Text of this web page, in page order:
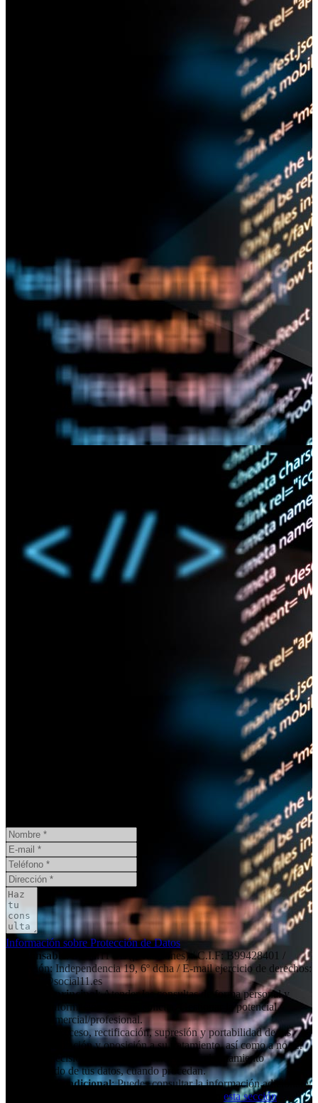
Información sobre Protección de Datos
Responsable
: Social11 SL (peritaciones) / C.I.F: B99428401 /
Dirección: Independencia 19, 6º dcha / E-mail ejercicio de derechos:
contacto@social11.es
Finalidad principal: Atender las consultas de forma personal y
remitir la información que nos solicita. Gestionar la potencial
relación comercial/profesional.
: Acceso, rectificación, supresión y portabilidad de tus
datos, de limitación y oposición a su tratamiento, así como a no ser
objeto de decisiones basadas únicamente en el tratamiento
automatizado de tus datos, cuando procedan.
Información adicional: Puedes consultar la información adicional y
esta sección.